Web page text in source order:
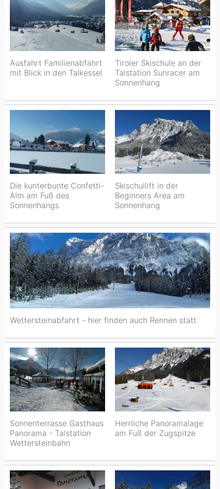
Ausfahrt Familienabfahrt
mit Blick in den Talkessel
Tiroler Skischule an der
Talstation Sunracer am
Sonnenhang
Die kunterbunte Confetti-
Alm am Fuß des
Sonnenhangs
Skischullift in der
Beginners Area am
Sonnenhang
Wettersteinabfahrt - hier finden auch Rennen statt
Sonnenterrasse Gasthaus
Panorama - Talstation
Wettersteinbahn
Herrliche Panoramalage
am Fuß der Zugspitze